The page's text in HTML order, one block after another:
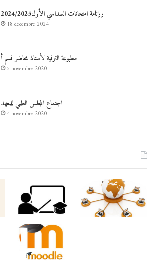
رزنامة امتحانات السداسي الأول2024/2025
18 décembre 2024
مطبوعة الترقية لأستاذ محاضر قسم أ
5 novembre 2020
اجتماع المجلس العلمي للمعهد
4 novembre 2020